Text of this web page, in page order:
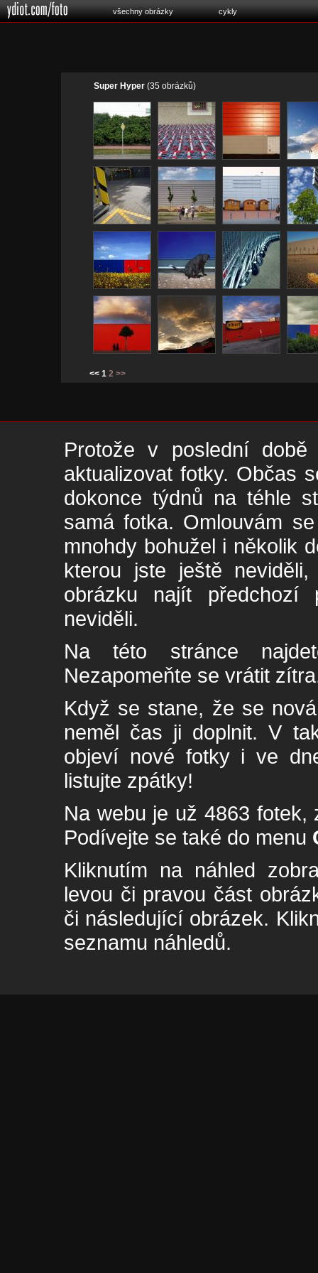
všechny obrázky cykly
Super Hyper (35 obrázků)
<< 1 2 >>
Protože v poslední
aktualizovat fotky. Občas
dokonce týdnů na téhle
samá fotka. Omlouvám
mnohdy bohužel i několik
kterou jste ještě
obrázku najít
neviděli.
Na této stránce
Nezapomeňte se vrátit
Když se stane, že se
neměl čas ji doplnit. V
objeví nové fotky i ve
listujte zpátky!
Na webu je už 4863
Podívejte se také do menu
Kliknutím na náhled
levou či pravou část
či následující obrázek.
seznamu náhledů.